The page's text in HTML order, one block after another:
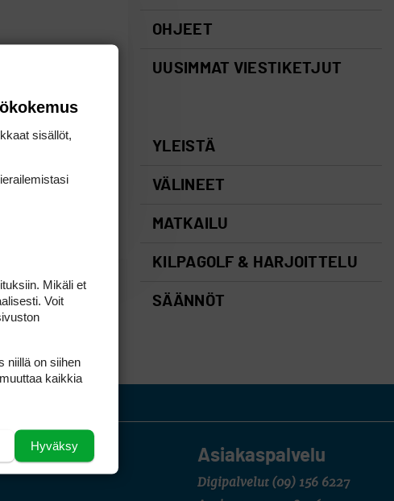
OHJEET
UUSIMMAT VIESTIKETJUT
YLEISTÄ
VÄLINEET
MATKAILU
KILPAGOLF & HARJOITTELU
SÄÄNNÖT
Asiakaspalvelu
Digipalvelut (09) 156 6227
sisällöt,
Mikäli et
Voit
niillä on siihen
kaikkia
Hyväksy